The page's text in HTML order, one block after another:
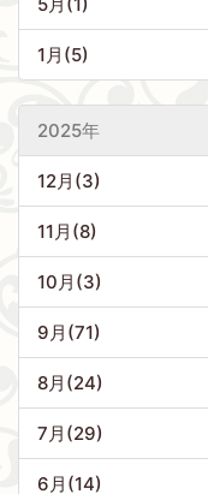
1月(5)
2025年
12月(3)
11月(8)
10月(3)
9月(71)
8月(24)
7月(29)
6月(14)